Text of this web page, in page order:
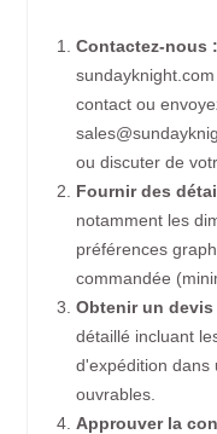
Contactez-nous :
contact ou
ou discuter de
Fournir des
notamment les
préférences
commandée
Obtenir un devis
détaillé incluant
d'expédition dans
ouvrables.
Approuver la